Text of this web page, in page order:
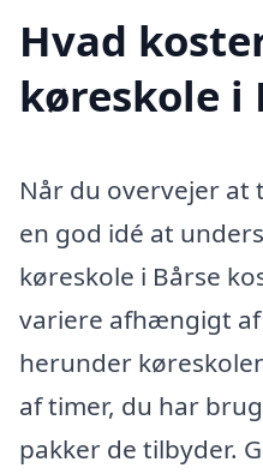
Hvad
køreskole i
Når du overvejer
en god idé at
køreskole i Bårse
variere afhængigt
herunder
af timer, du har
pakker de tilbyder.